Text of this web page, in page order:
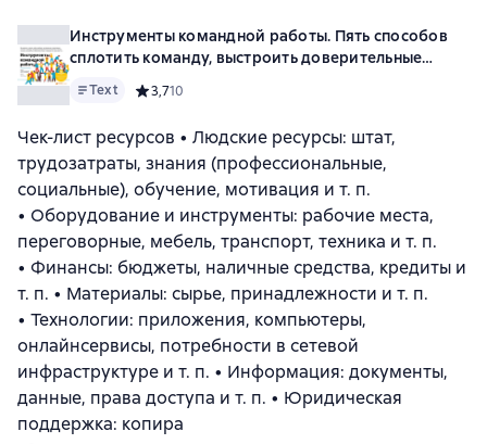
Инструменты командной работы. Пять способов
сплотить команду, выстроить доверительные
Text Средний рейтинг 3,7 на основе 10 оценок
3,710
Чек-лист ресурсов • Людские ресурсы: штат,
трудозатраты, знания (профессиональные,
социальные), обучение, мотивация и т. п.
• Оборудование и инструменты: рабочие места,
переговорные, мебель, транспорт, техника и т. п.
• Финансы: бюджеты, наличные средства, кредиты и
т. п. • Материалы: сырье, принадлежности и т. п.
• Технологии: приложения, компьютеры,
онлайнсервисы, потребности в сетевой
инфраструктуре и т. п. • Информация: документы,
данные, права доступа и т. п. • Юридическая
поддержка: копира